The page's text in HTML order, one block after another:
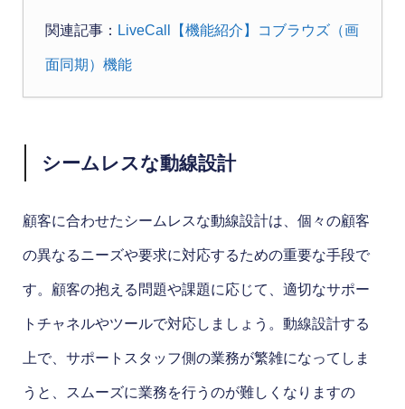
関連記事： LiveCall【機能紹介】コブラウズ（画
面同期）機能
シームレスな動線設計
顧客に合わせたシームレスな動線設計は、個々の顧客
の異なるニーズや要求に対応するための重要な手段で
す。顧客の抱える問題や課題に応じて、適切なサポー
トチャネルやツールで対応しましょう。動線設計する
上で、サポートスタッフ側の業務が繁雑になってしま
うと、スムーズに業務を行うのが難しくなりますの